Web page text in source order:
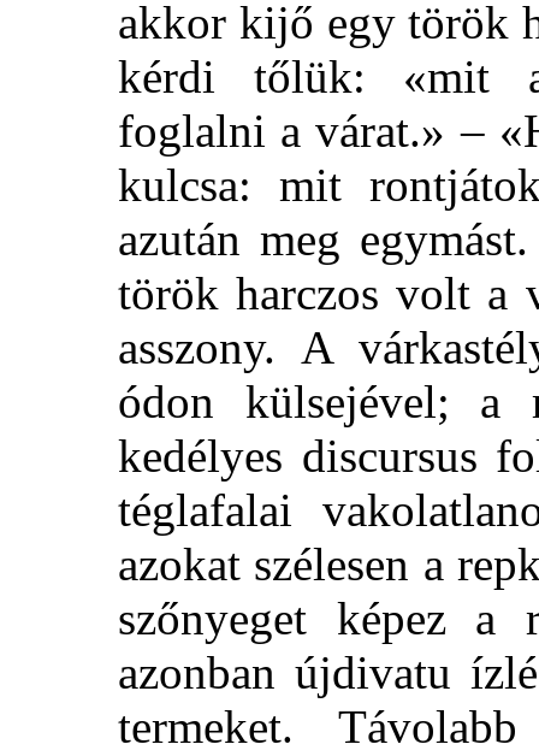
akkor kijő egy török
kérdi tőlük: «mit
foglalni avárat.» –
kulcsa: mit
azután meg
török harczos volt a
asszony. A
ódon külsejével; a
kedélyes discursus
téglafalai
azokat szélesen a
szőnyeget képez
azonban újdivatu
termeket.